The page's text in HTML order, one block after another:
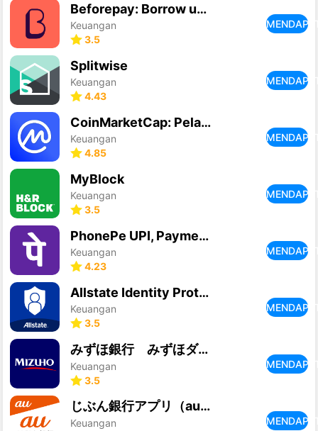
Beforepay: Borrow up to 2000
Keuangan
3.5
Splitwise
Keuangan
4.43
CoinMarketCap: Pelacak Kripto
Keuangan
4.85
MyBlock
Keuangan
3.5
PhonePe UPI, Payment, Recharge
Keuangan
4.23
Allstate Identity Protection
Keuangan
3.5
みずほ銀行 みずほダイレクトアプリ
Keuangan
3.5
じぶん銀行アプリ（auじぶん銀行）
Keuangan